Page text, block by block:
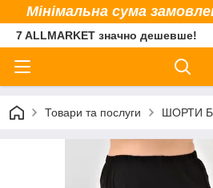
Мінімальна сума
7 ALLMARKET значно дешевше!
Товари та послуги ШОРТИ